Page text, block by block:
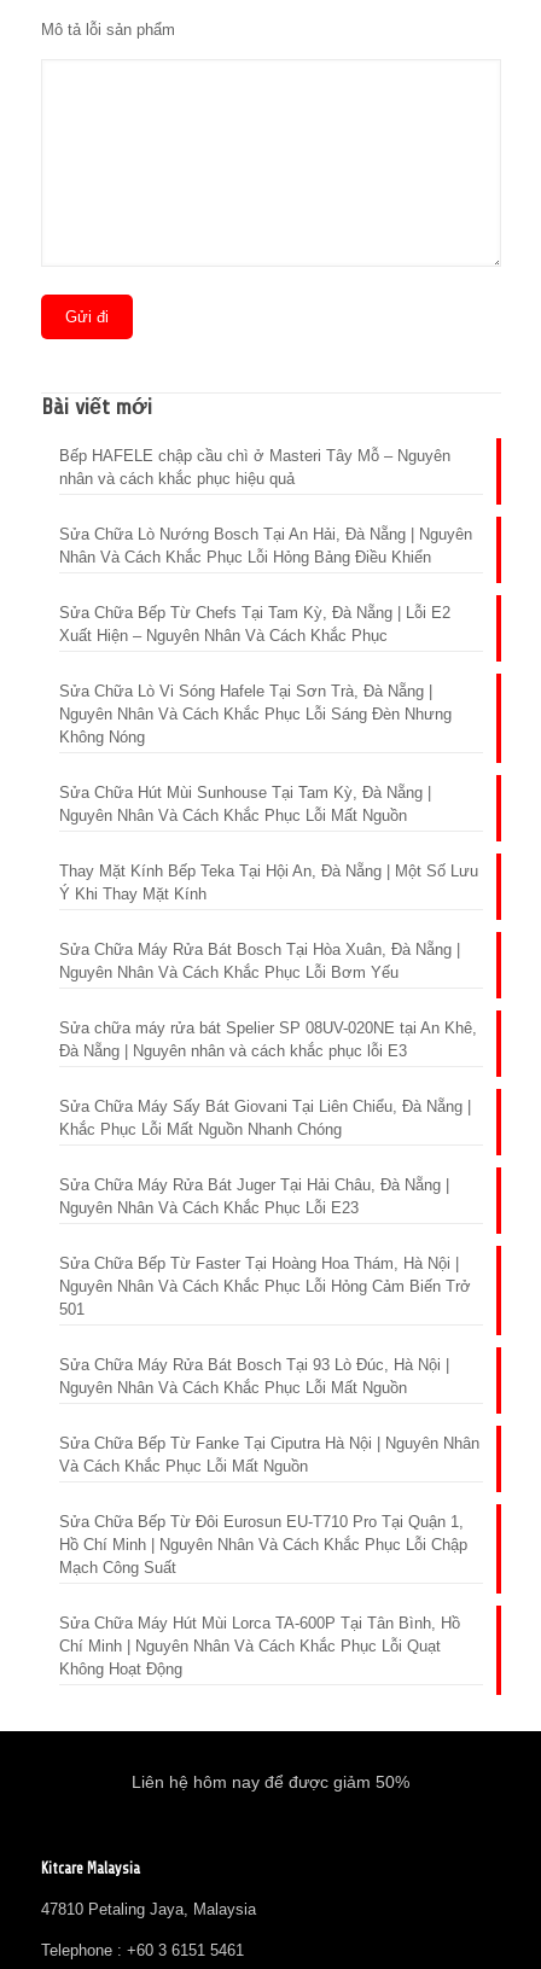
Mô tả lỗi sản phẩm
Bài viết mới
Bếp HAFELE chập cầu chì ở Masteri Tây Mỗ – Nguyên
nhân và cách khắc phục hiệu quả
Sửa Chữa Lò Nướng Bosch Tại An Hải, Đà Nẵng | Nguyên
Nhân Và Cách Khắc Phục Lỗi Hỏng Bảng Điều Khiển
Sửa Chữa Bếp Từ Chefs Tại Tam Kỳ, Đà Nẵng | Lỗi E2
Xuất Hiện – Nguyên Nhân Và Cách Khắc Phục
Sửa Chữa Lò Vi Sóng Hafele Tại Sơn Trà, Đà Nẵng |
Nguyên Nhân Và Cách Khắc Phục Lỗi Sáng Đèn Nhưng
Không Nóng
Sửa Chữa Hút Mùi Sunhouse Tại Tam Kỳ, Đà Nẵng |
Nguyên Nhân Và Cách Khắc Phục Lỗi Mất Nguồn
Thay Mặt Kính Bếp Teka Tại Hội An, Đà Nẵng | Một Số Lưu
Ý Khi Thay Mặt Kính
Sửa Chữa Máy Rửa Bát Bosch Tại Hòa Xuân, Đà Nẵng |
Nguyên Nhân Và Cách Khắc Phục Lỗi Bơm Yếu
Sửa chữa máy rửa bát Spelier SP 08UV-020NE tại An Khê,
Đà Nẵng | Nguyên nhân và cách khắc phục lỗi E3
Sửa Chữa Máy Sấy Bát Giovani Tại Liên Chiểu, Đà Nẵng |
Khắc Phục Lỗi Mất Nguồn Nhanh Chóng
Sửa Chữa Máy Rửa Bát Juger Tại Hải Châu, Đà Nẵng |
Nguyên Nhân Và Cách Khắc Phục Lỗi E23
Sửa Chữa Bếp Từ Faster Tại Hoàng Hoa Thám, Hà Nội |
Nguyên Nhân Và Cách Khắc Phục Lỗi Hỏng Cảm Biến Trở
501
Sửa Chữa Máy Rửa Bát Bosch Tại 93 Lò Đúc, Hà Nội |
Nguyên Nhân Và Cách Khắc Phục Lỗi Mất Nguồn
Sửa Chữa Bếp Từ Fanke Tại Ciputra Hà Nội | Nguyên Nhân
Và Cách Khắc Phục Lỗi Mất Nguồn
Sửa Chữa Bếp Từ Đôi Eurosun EU-T710 Pro Tại Quận 1,
Hồ Chí Minh | Nguyên Nhân Và Cách Khắc Phục Lỗi Chập
Mạch Công Suất
Sửa Chữa Máy Hút Mùi Lorca TA-600P Tại Tân Bình, Hồ
Chí Minh | Nguyên Nhân Và Cách Khắc Phục Lỗi Quạt
Không Hoạt Động
Liên hệ hôm nay để được giảm 50%
Kitcare Malaysia
47810 Petaling Jaya, Malaysia
Telephone : +60 3 6151 5461